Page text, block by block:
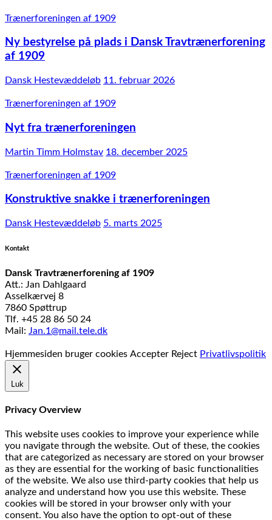
Trænerforeningen af 1909
Ny bestyrelse på plads i Dansk Travtrænerforening
af 1909
Dansk Hestevæddeløb 11. februar 2026
Trænerforeningen af 1909
Nyt fra trænerforeningen
Martin Timm Holmstav 18. december 2025
Trænerforeningen af 1909
Konstruktive snakke i trænerforeningen
Dansk Hestevæddeløb 5. marts 2025
Kontakt
Dansk Travtrænerforening af 1909
Att.: Jan Dahlgaard
Asselkærvej 8
7860 Spøttrup
Tlf. +45 28 86 50 24
Mail: Jan.1@mail.tele.dk
Hjemmesiden bruger cookies Accepter Reject Privatlivspolitik
Luk
Privacy Overview
This website uses cookies to improve your experience while
you navigate through the website. Out of these, the cookies
that are categorized as necessary are stored on your browser
as they are essential for the working of basic functionalities
of the website. We also use third-party cookies that help us
analyze and understand how you use this website. These
cookies will be stored in your browser only with your
consent. You also have the option to opt-out of these